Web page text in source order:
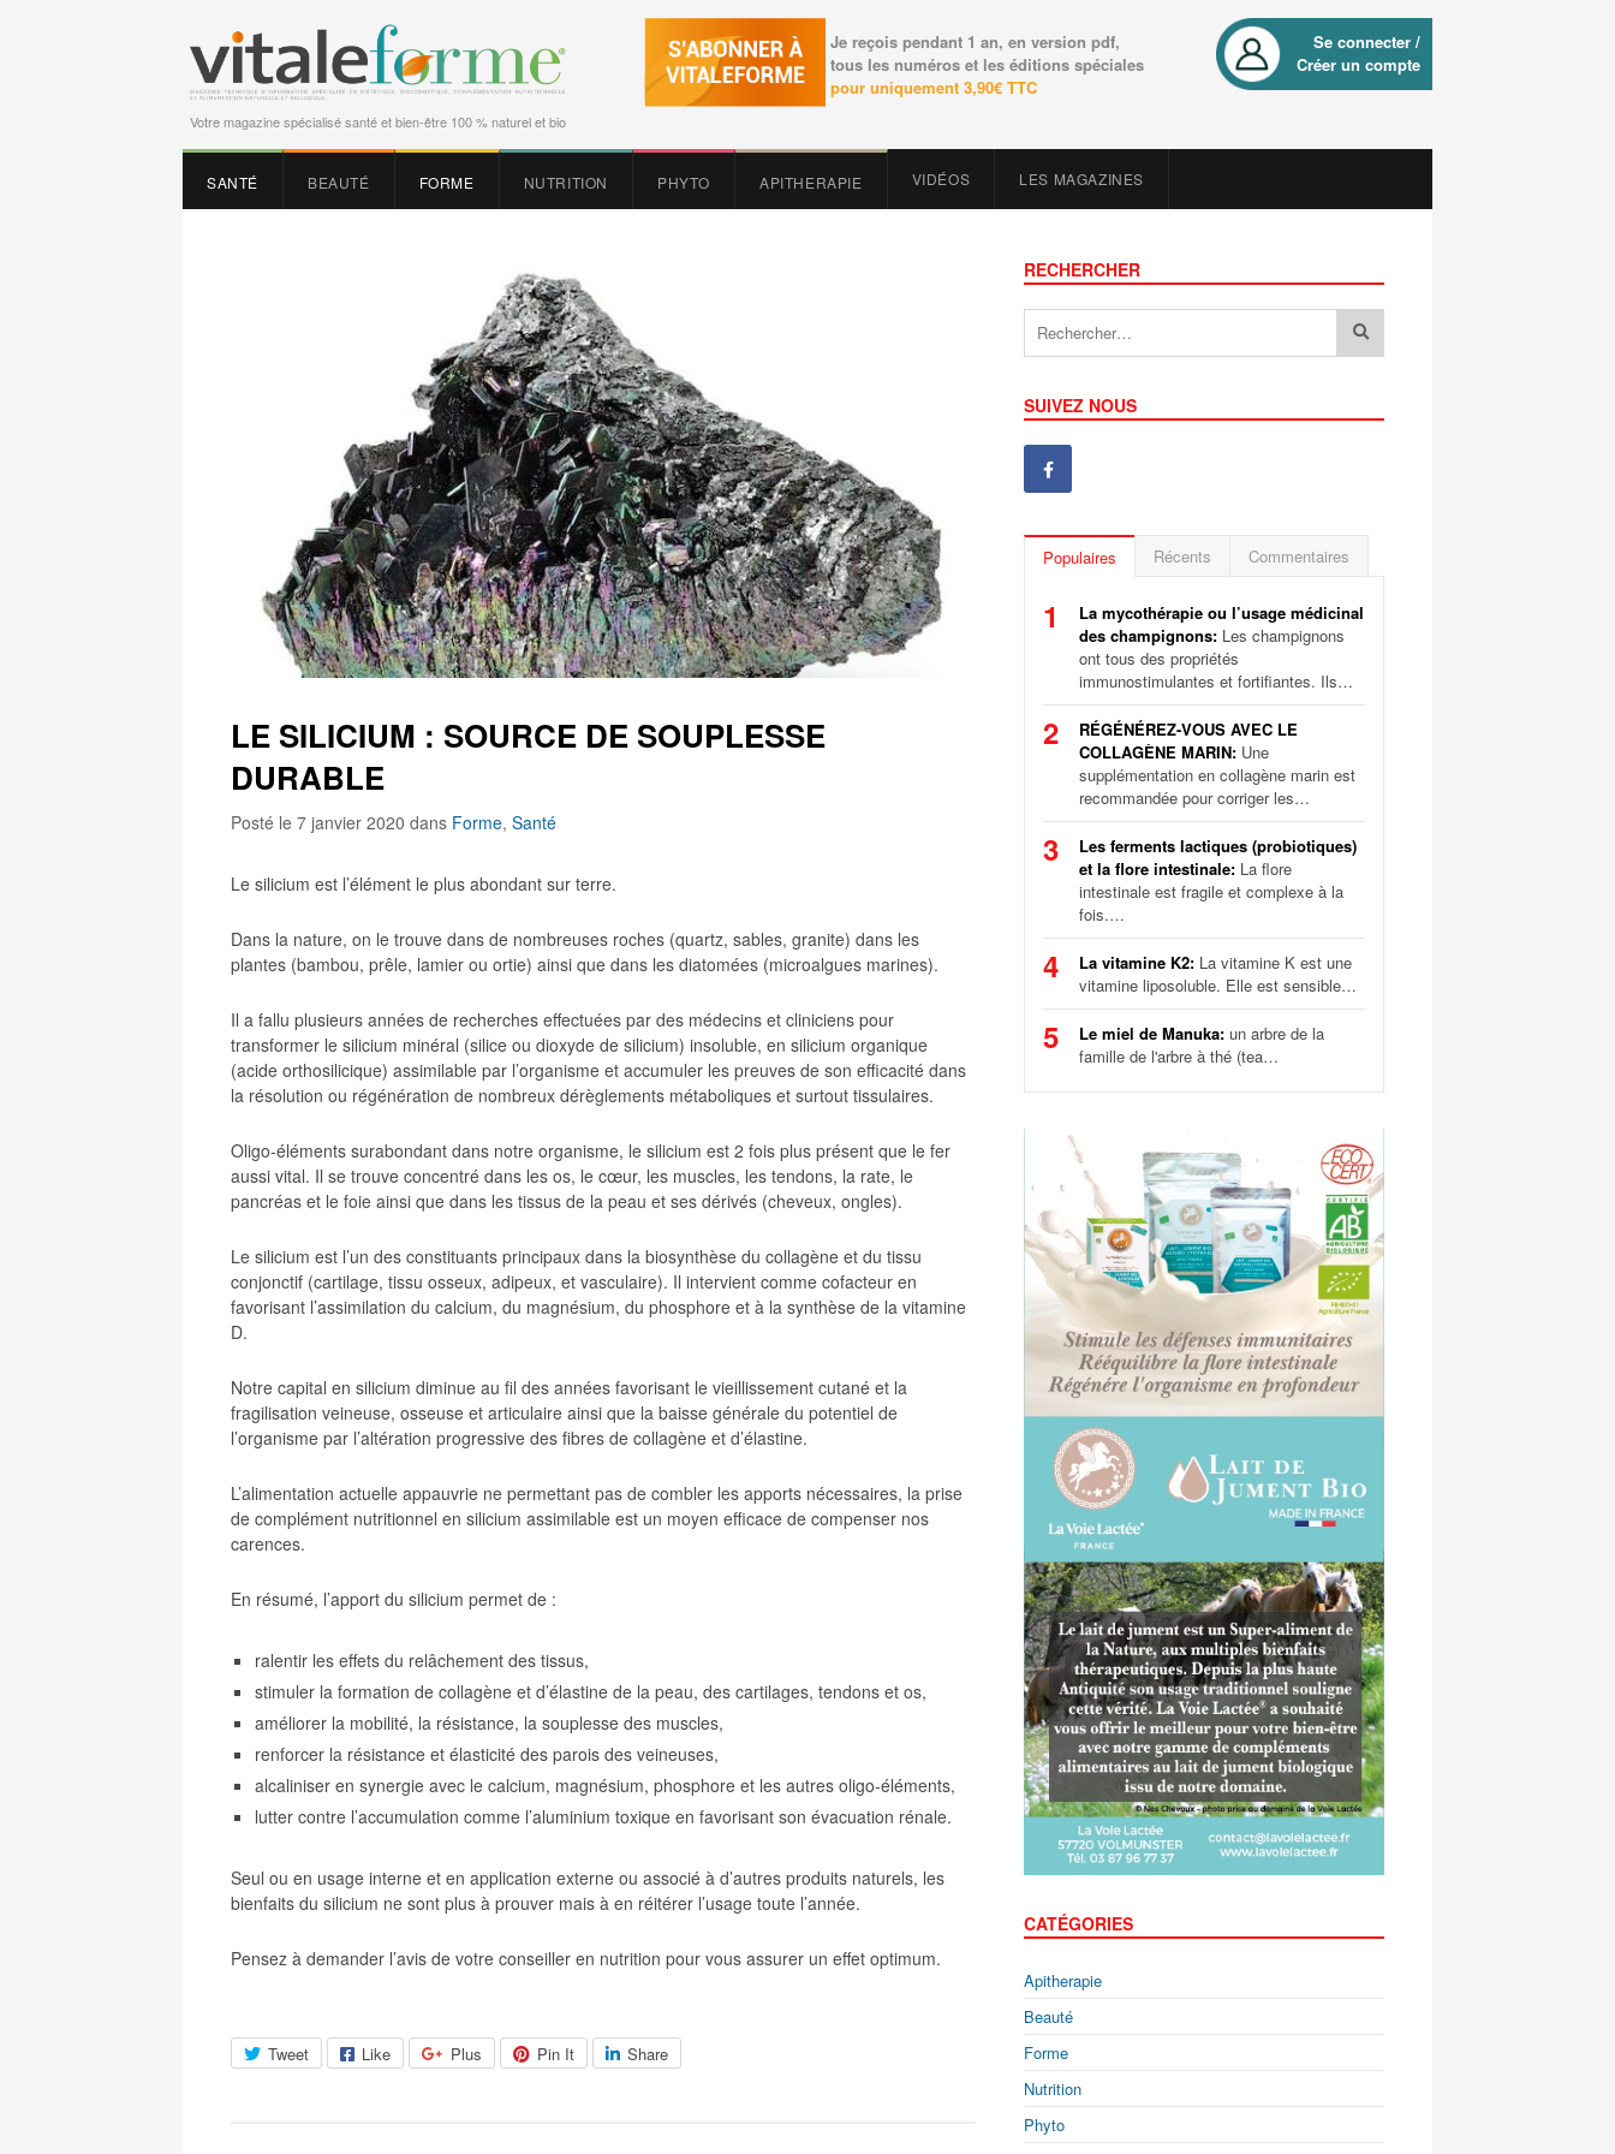
Votre magazine spécialisé santé et bien-être 100 % naturel et bio
Je reçois pendant 1 an, en version pdf,
tous les numéros et les éditions spéciales
pour uniquement 3,90€ TTC
Se connecter /
Créer un compte
SANTÉ BEAUTÉ FORME NUTRITION PHYTO APITHERAPIE VIDÉOS LES MAGAZINES
LE SILICIUM : SOURCE DE SOUPLESSE
DURABLE
Posté le 7 janvier 2020 dans Forme, Santé
Le silicium est l’élément le plus abondant sur terre.
Dans la nature, on le trouve dans de nombreuses roches (quartz, sables, granite) dans les
plantes (bambou, prêle, lamier ou ortie) ainsi que dans les diatomées (microalgues marines).
Il a fallu plusieurs années de recherches effectuées par des médecins et cliniciens pour
transformer le silicium minéral (silice ou dioxyde de silicium) insoluble, en silicium organique
(acide orthosilicique) assimilable par l’organisme et accumuler les preuves de son efficacité dans
la résolution ou régénération de nombreux dérèglements métaboliques et surtout tissulaires.
Oligo-éléments surabondant dans notre organisme, le silicium est 2 fois plus présent que le fer
aussi vital. Il se trouve concentré dans les os, le cœur, les muscles, les tendons, la rate, le
pancréas et le foie ainsi que dans les tissus de la peau et ses dérivés (cheveux, ongles).
Le silicium est l’un des constituants principaux dans la biosynthèse du collagène et du tissu
conjonctif (cartilage, tissu osseux, adipeux, et vasculaire). Il intervient comme cofacteur en
favorisant l’assimilation du calcium, du magnésium, du phosphore et à la synthèse de la vitamine
D.
Notre capital en silicium diminue au fil des années favorisant le vieillissement cutané et la
fragilisation veineuse, osseuse et articulaire ainsi que la baisse générale du potentiel de
l’organisme par l’altération progressive des fibres de collagène et d’élastine.
L’alimentation actuelle appauvrie ne permettant pas de combler les apports nécessaires, la prise
de complément nutritionnel en silicium assimilable est un moyen efficace de compenser nos
carences.
En résumé, l’apport du silicium permet de :
ralentir les effets du relâchement des tissus,
stimuler la formation de collagène et d’élastine de la peau, des cartilages, tendons et os,
améliorer la mobilité, la résistance, la souplesse des muscles,
renforcer la résistance et élasticité des parois des veineuses,
alcaliniser en synergie avec le calcium, magnésium, phosphore et les autres oligo-éléments,
lutter contre l’accumulation comme l’aluminium toxique en favorisant son évacuation rénale.
Seul ou en usage interne et en application externe ou associé à d’autres produits naturels, les
bienfaits du silicium ne sont plus à prouver mais à en réitérer l’usage toute l’année.
Pensez à demander l’avis de votre conseiller en nutrition pour vous assurer un effet optimum.
Tweet Like Plus Pin It Share
RECHERCHER
SUIVEZ NOUS
Populaires Récents Commentaires
1
La mycothérapie ou l’usage médicinal
des champignons: Les champignons
ont tous des propriétés
immunostimulantes et fortifiantes. Ils…
2
RÉGÉNÉREZ-VOUS AVEC LE
COLLAGÈNE MARIN: Une
supplémentation en collagène marin est
recommandée pour corriger les…
3
Les ferments lactiques (probiotiques)
et la flore intestinale: La flore
intestinale est fragile et complexe à la
fois.…
4 La vitamine K2: La vitamine K est une
vitamine liposoluble. Elle est sensible…
5 Le miel de Manuka: un arbre de la
famille de l'arbre à thé (tea…
CATÉGORIES
Apitherapie
Beauté
Forme
Nutrition
Phyto